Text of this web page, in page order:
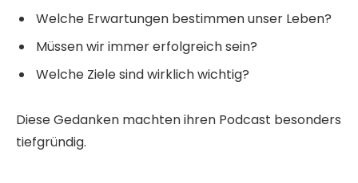
Welche Erwartungen bestimmen unser Leben?
Müssen wir immer erfolgreich sein?
Welche Ziele sind wirklich wichtig?
Diese Gedanken machten ihren Podcast besonders
tiefgründig.